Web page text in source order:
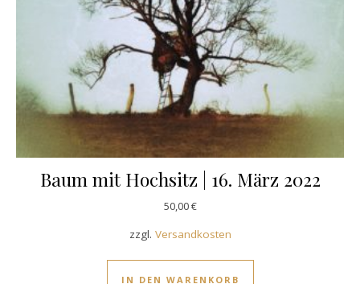
Baum mit Hochsitz | 16. März 2022
50,00€
zzgl. Versandkosten
IN DEN WARENKORB